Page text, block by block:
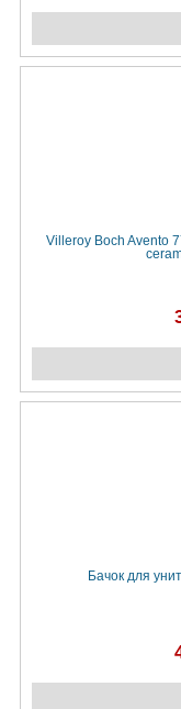
Villeroy Boch Avento
Бачок для